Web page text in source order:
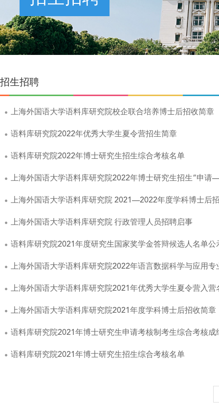
招生招聘
上海外国语大学语料库研究院校企联合培养博士后招收简章
语料库研究院2022年优秀大学生夏令营招生简章
语料库研究院2022年博士研究生招生综合考核名单
上海外国语大学语料库研究院2022年博士研究生招生“申请
上海外国语大学语料库研究院 2021—2022年度学科博士后
上海外国语大学语料库研究院 行政管理人员招聘启事
语料库研究院2021年度研究生国家奖学金答辩候选人名单公
上海外国语大学语料库研究院2022年语言数据科学与应用
上海外国语大学语料库研究院2021年优秀大学生夏令营入营
上海外国语大学语料库研究院2021年度学科博士后招收简章
语料库研究院2021年博士研究生申请考核制考生综合考核成
语料库研究院2021年博士研究生招生综合考核名单